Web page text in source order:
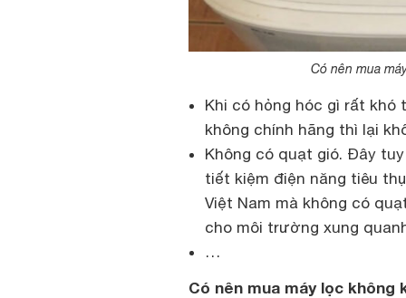
Có nên mua
Khi có hỏng hóc gì rất
không chính hãng thì lại
Không có quạt gió. Đây
tiết kiệm điện năng tiêu
Việt Nam mà không có
cho môi trường xung
…
Có nên mua máy lọc không